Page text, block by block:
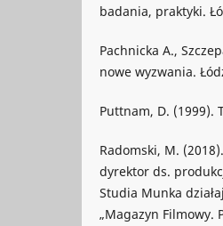
badania, praktyki.
Pachnicka A.,
nowe wyzwania.
Puttnam, D. (1999).
Radomski, M.
dyrektor ds.
Studia Munka
„Magazyn Filmowy.